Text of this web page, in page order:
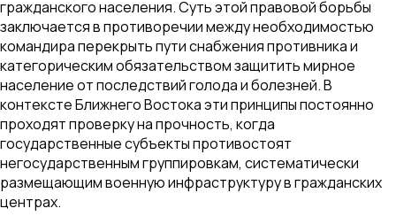
гражданского населения. Суть этой правовой борьбы
заключается в противоречии между необходимостью
командира перекрыть пути снабжения противника и
категорическим обязательством защитить мирное
население от последствий голода и болезней. В
контексте Ближнего Востока эти принципы постоянно
проходят проверку на прочность, когда
государственные субъекты противостоят
негосударственным группировкам, систематически
размещающим военную инфраструктуру в гражданских
центрах.